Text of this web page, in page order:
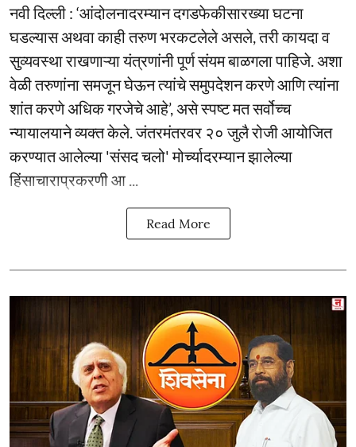
नवी दिल्ली : ‘आंदोलनादरम्यान दगडफेकीसारख्या घटना
घडल्यास अथवा काही तरुण भरकटलेले असले, तरी कायदा व
सुव्यवस्था राखणाऱ्या यंत्रणांनी पूर्ण संयम बाळगला पाहिजे. अशा
वेळी तरुणांना समजून घेऊन त्यांचे समुपदेशन करणे आणि त्यांना
शांत करणे अधिक गरजेचे आहे’, असे स्पष्ट मत सर्वोच्च
न्यायालयाने व्यक्त केले. जंतरमंतरवर २० जुलै रोजी आयोजित
करण्यात आलेल्या 'संसद चलो' मोर्च्यादरम्यान झालेल्या
हिंसाचाराप्रकरणी आ ...
Read More